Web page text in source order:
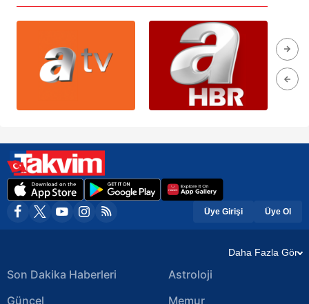
Üye Girişi Üye Ol
Daha Fazla Gör
Son Dakika Haberleri
Güncel
Astroloji
Memur